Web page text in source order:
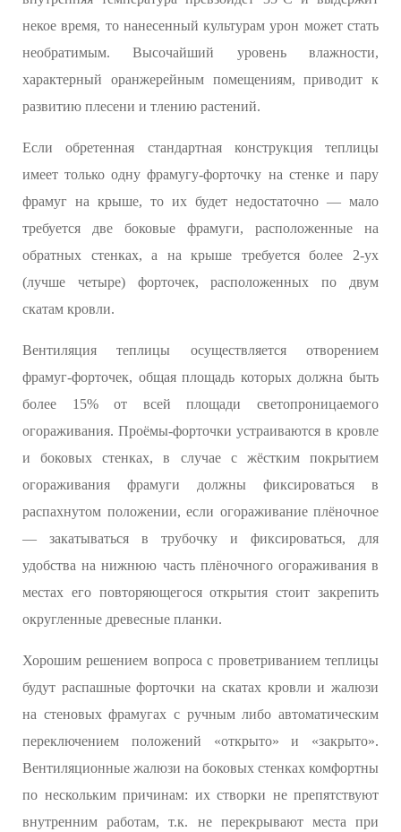
некое время, то нанесенный культурам урон может стать
необратимым. Высочайший уровень влажности,
характерный оранжерейным помещениям, приводит к
развитию плесени и тлению растений.
Если обретенная стандартная конструкция теплицы
имеет только одну фрамугу-форточку на стенке и пару
фрамуг на крыше, то их будет недостаточно — мало
требуется две боковые фрамуги, расположенные на
обратных стенках, а на крыше требуется более 2-ух
(лучше четыре) форточек, расположенных по двум
скатам кровли.
Вентиляция теплицы осуществляется отворением
фрамуг-форточек, общая площадь которых должна быть
более 15% от всей площади светопроницаемого
огораживания. Проёмы-форточки устраиваются в кровле
и боковых стенках, в случае с жёстким покрытием
огораживания фрамуги должны фиксироваться в
распахнутом положении, если огораживание плёночное
— закатываться в трубочку и фиксироваться, для
удобства на нижнюю часть плёночного огораживания в
местах его повторяющегося открытия стоит закрепить
округленные древесные планки.
Хорошим решением вопроса с проветриванием теплицы
будут распашные форточки на скатах кровли и жалюзи
на стеновых фрамугах с ручным либо автоматическим
переключением положений «открыто» и «закрыто».
Вентиляционные жалюзи на боковых стенках комфортны
по нескольким причинам: их створки не препятствуют
внутренним работам, т.к. не перекрывают места при